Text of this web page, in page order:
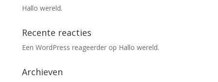
Hallo wereld.
Recente reacties
Een WordPress reageerderop Hallo wereld.
Archieven